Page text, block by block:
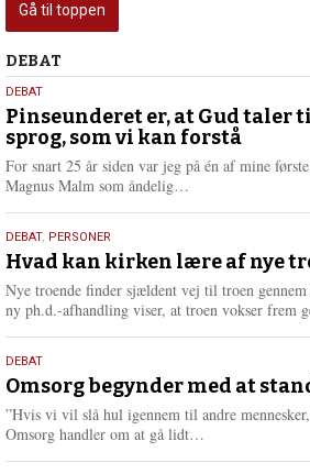
Gå til toppen
Debat
DEBAT
5.
august
2026
DEBAT
Pinseunderet er, at Gud taler
sprog, som vi kan forstå
For snart 25 år siden var jeg på én af mine
Magnus Malm som åndelig…
e
r
e
25.
juli
2026
DEBAT, PERSONER
Hvad kan kirken lære af nye
Nye troende finder sjældent vej til troen
ny ph.d.-afhandling viser, at troen vokser frem
9.
juli
2026
DEBAT
Omsorg begynder med at
”Hvis vi vil slå hul igennem til andre
Omsorg handler om at gå lidt…